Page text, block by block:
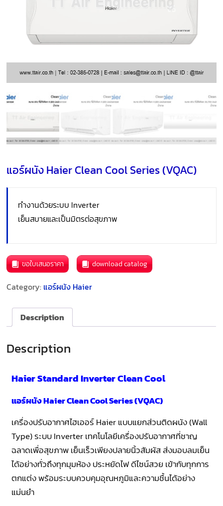
แอร์ผนัง Haier Clean Cool Series (VQAC)
ทำงานด้วยระบบ Inverter
เย็นสบายและเป็นมิตรต่อสุขภาพ
ขอใบเสนอราคา download catalog
Category: แอร์ผนัง Haier
Description
Description
Haier Standard Inverter Clean Cool
แอร์ผนัง Haier Clean Cool Series (VQAC)
เครื่องปรับอากาศไฮเออร์ Haier แบบแยกส่วนติดผนัง (Wall
Type) ระบบ Inverter เทคโนโลยีเครื่องปรับอากาศที่ชาญ
ฉลาดเพื่อสุขภาพ เย็นเร็วเพียงปลายนิ้วสัมผัส ส่งมอบลมเย็น
ได้อย่างทั่วถึงทุกมุมห้อง ประหยัดไฟ ดีไซน์สวย เข้ากับทุกการ
ตกแต่ง พร้อมระบบควบคุมอุณหภูมิและความชื้นได้อย่าง
แม่นยำ